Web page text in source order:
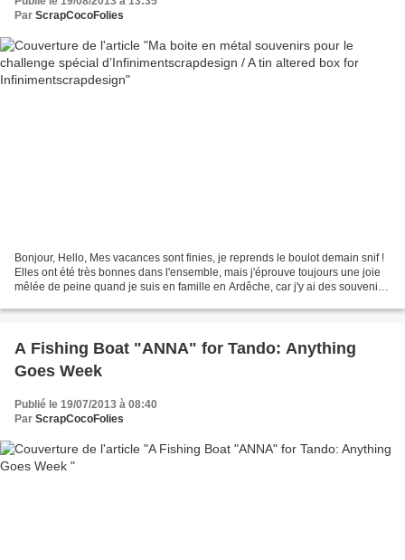
Par ScrapCocoFolies
Bonjour, Hello, Mes vacances sont finies, je reprends le boulot demain snif !
Elles ont été très bonnes dans l'ensemble, mais j'éprouve toujours une joie
mêlée de peine quand je suis en famille en Ardêche, car j'y ai des souvenirs
A Fishing Boat "ANNA" for Tando: Anything
Goes Week
Publié le 19/07/2013 à 08:40
Par ScrapCocoFolies